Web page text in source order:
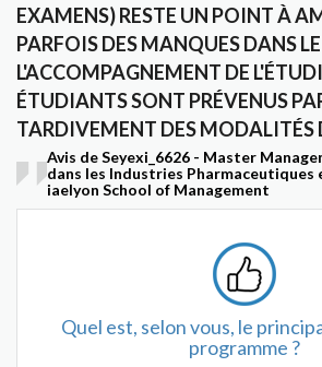
EXAMENS) RESTE UN POINT À
PARFOIS DES MANQUES DANS
L'ACCOMPAGNEMENT DE
ÉTUDIANTS SONT PRÉVENUS
TARDIVEMENT DES MODALITÉS
Avis de Seyexi_6626 - Master
dans les Industries Pharmaceutiques
iaelyon School of Management
Quel est, selon vous, le
programme ?